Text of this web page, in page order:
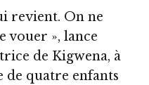
revient. On ne
vouer », lance
de Kigwena, à
de quatre enfants